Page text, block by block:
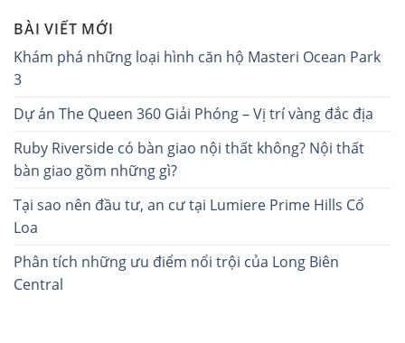
BÀI VIẾT MỚI
Khám phá những loại hình căn hộ Masteri Ocean Park
3
Dự án The Queen 360 Giải Phóng – Vị trí vàng đắc địa
Ruby Riverside có bàn giao nội thất không? Nội thất
bàn giao gồm những gì?
Tại sao nên đầu tư, an cư tại Lumiere Prime Hills Cổ
Loa
Phân tích những ưu điểm nổi trội của Long Biên
Central